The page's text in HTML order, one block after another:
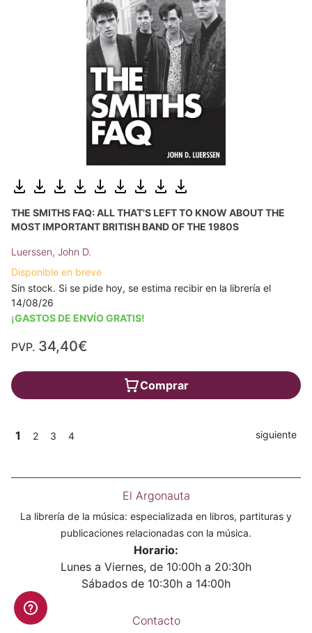
THE SMITHS FAQ: ALL THAT'S LEFT TO KNOW ABOUT THE
MOST IMPORTANT BRITISH BAND OF THE 1980S
Luerssen, John D.
Disponible en breve
Sin stock. Si se pide hoy, se estima recibir en la librería el
14/08/26
¡GASTOS DE ENVÍO GRATIS!
PVP. 34,40€
Comprar
1 2 3 4 siguiente
El Argonauta
La librería de la música: especializada en libros, partituras y
publicaciones relacionadas con la música.
Horario:
Lunes a Viernes, de 10:00h a 20:30h
Sábados de 10:30h a 14:00h
Contacto